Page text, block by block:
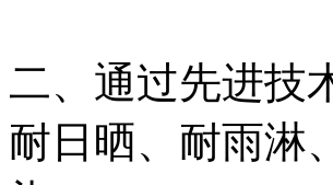
二、通过先进技
耐日晒、耐雨淋